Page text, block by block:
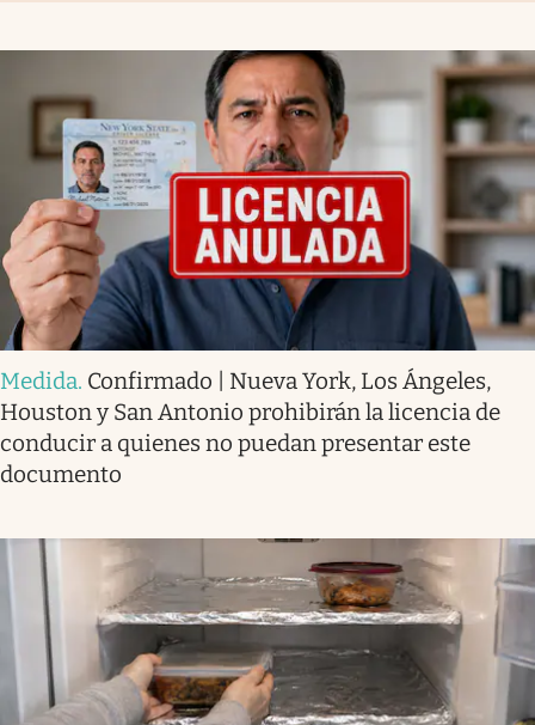
Medida. Confirmado | Nueva York, Los Ángeles,
Houston y San Antonio prohibirán la licencia de
conducir a quienes no puedan presentar este
documento